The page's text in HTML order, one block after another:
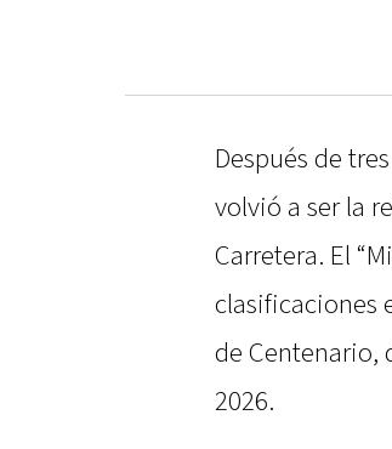
Después de
volvió a ser la
Carretera. El
clasificaciones
de Centenario,
2026.